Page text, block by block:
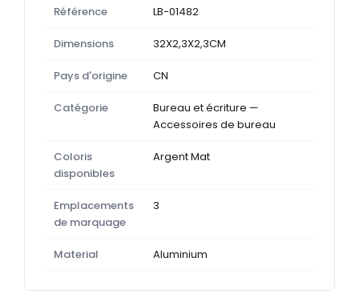
Référence LB-01482
Dimensions 32X2,3X2,3CM
Pays d'origine CN
Catégorie
Bureau et écriture —
Accessoires de bureau
Coloris
disponibles
Argent Mat
Emplacements
de marquage
3
Material Aluminium